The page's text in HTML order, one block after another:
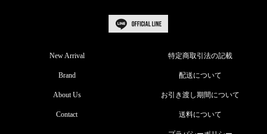
New Arrival
Brand
About Us
Contact
特定商取引法の記載
配送について
お引き渡し期間について
送料について